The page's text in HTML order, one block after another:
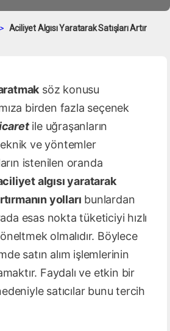
Aciliyet Algısı Yaratarak Satışları Artır
söz konusu
birden fazla seçenek
ile uğraşanların
ve yöntemler
istenilen oranda
algısı yaratarak
yolları bunlardan
esas nokta tüketiciyi hızlı
olmalıdır. Böylece
satın alım işlemlerinin
Faydalı ve etkin bir
satıcılar bunu tercih